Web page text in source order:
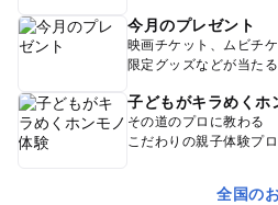
今月のプレゼント
映画チケット、ムビチケ
限定グッズなどが当たる
子どもがキラめくホ
その道のプロに教わる
こだわりの親子体験プロ
全国の